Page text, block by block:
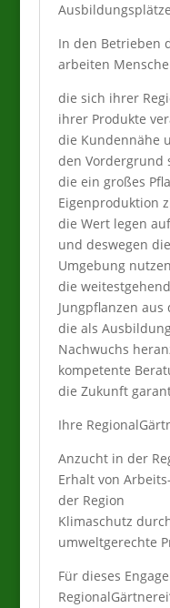
In den Betrieben
arbeiten
die sich ihrer
ihrer Produkte
die Kundennähe
den Vordergrund
die ein großes
Eigenproduktion
die Wert legen
und deswegen
Umgebung nutzen
die
Jungpflanzen
die als
Nachwuchs
kompetente
die Zukunft
Ihre
Anzucht in der
Erhalt von
der Region
Klimaschutz
umweltgerechte
Für dieses